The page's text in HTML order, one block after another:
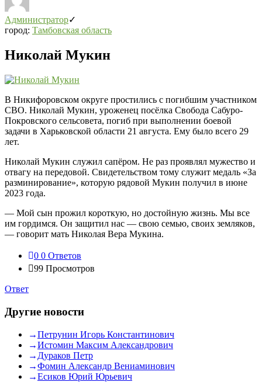
Администратор
город: Тамбовская область
Николай Мукин
В Никифоровском округе простились с погибшим участником
СВО. Николай Мукин, уроженец посёлка Свобода Сабуро-
Покровского сельсовета, погиб при выполнении боевой
задачи в Харьковской области 21 августа. Ему было всего 29
лет.
Николай Мукин служил сапёром. Не раз проявлял мужество и
отвагу на передовой. Свидетельством тому служит медаль «За
разминирование», которую рядовой Мукин получил в июне
2023 года.
— Мой сын прожил короткую, но достойную жизнь. Мы все
им гордимся. Он защитил нас — свою семью, своих земляков,
— говорит мать Николая Вера Мукина.
0 0 Ответов
99 Просмотров
Ответ
Другие новости
Петрунин Игорь Константинович
Истомин Максим Александрович
Дураков Петр
Фомин Александр Вениаминович
Есиков Юрий Юрьевич